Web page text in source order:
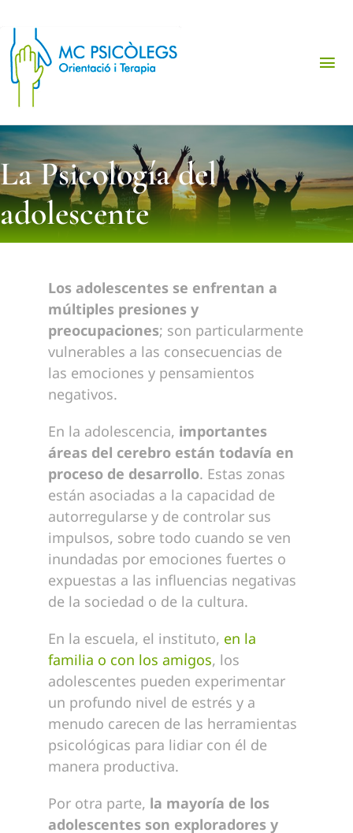
contenido
Gabinete de Psicología
Transtornos Principales
Primera cita gratis
La Psicología del
adolescente
Los adolescentes se enfrentan a
múltiples presiones y
preocupaciones; son particularmente
vulnerables a las consecuencias de
las emociones y pensamientos
negativos.
En la adolescencia, importantes
áreas del cerebro están todavía en
proceso de desarrollo. Estas zonas
están asociadas a la capacidad de
autorregularse y de controlar sus
impulsos, sobre todo cuando se ven
inundadas por emociones fuertes o
expuestas a las influencias negativas
de la sociedad o de la cultura.
En la escuela, el instituto, en la
familia o con los amigos, los
adolescentes pueden experimentar
un profundo nivel de estrés y a
menudo carecen de las herramientas
psicológicas para lidiar con él de
manera productiva.
Por otra parte, la mayoría de los
adolescentes son exploradores y